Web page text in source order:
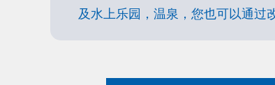
及水上乐园，温泉，您也可以通过